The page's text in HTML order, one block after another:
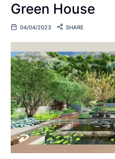
Green House
04/04/2023 SHARE